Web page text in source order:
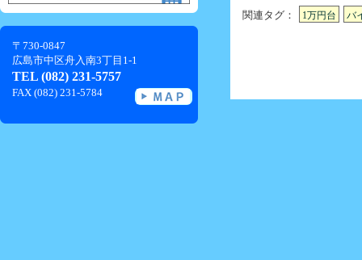
〒730-0847
広島市中区舟入南3丁目1-1
TEL (082) 231-5757
FAX (082) 231-5784
関連タグ： 1万円台 バ